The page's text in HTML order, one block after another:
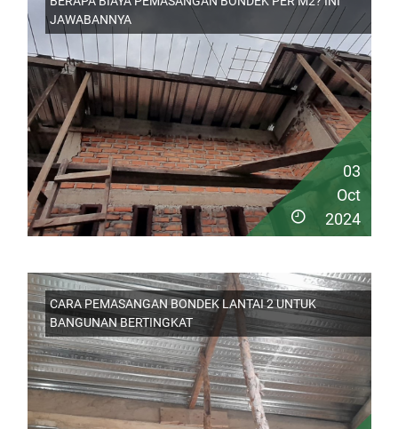
JAWABANNYA
03
Oct
2024
CARA PEMASANGAN BONDEK LANTAI 2 UNTUK
BANGUNAN BERTINGKAT